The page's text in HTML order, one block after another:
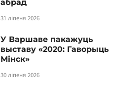
абрад
31 ліпеня 2026
У Варшаве пакажуць
выставу «2020: Гаворыць
Мінск»
30 ліпеня 2026